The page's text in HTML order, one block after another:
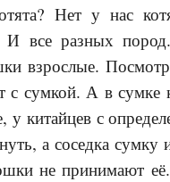
Нет у нас
все разных
взрослые.
с сумкой. А в сумке
китайцев с
а соседка сумку
не принимают